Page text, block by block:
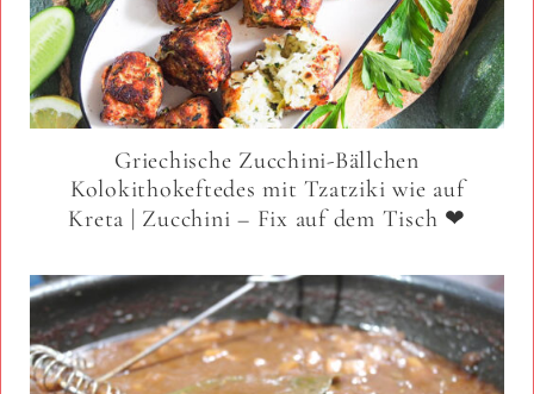
Griechische Zucchini-Bällchen
Kolokithokeftedes mit Tzatziki wie auf
Kreta | Zucchini – Fix auf dem Tisch ❤